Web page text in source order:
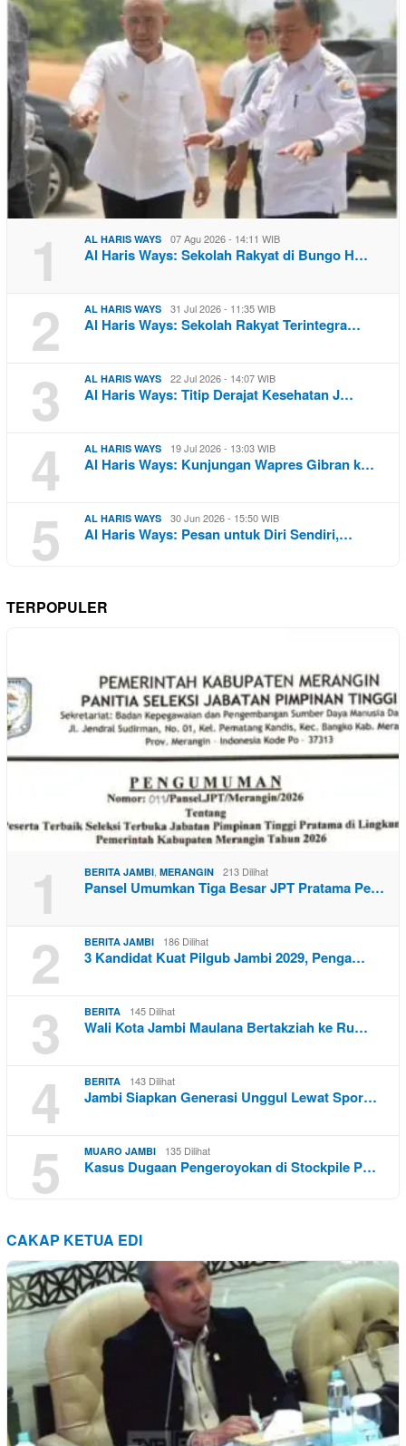
1 AL HARIS WAYS 07 Agu 2026 - 14:11 WIB
Al Haris Ways: Sekolah Rakyat di Bungo H…
2 AL HARIS WAYS 31 Jul 2026 - 11:35 WIB
Al Haris Ways: Sekolah Rakyat Terintegra…
3 AL HARIS WAYS 22 Jul 2026 - 14:07 WIB
Al Haris Ways: Titip Derajat Kesehatan J…
4 AL HARIS WAYS 19 Jul 2026 - 13:03 WIB
Al Haris Ways: Kunjungan Wapres Gibran k…
5 AL HARIS WAYS 30 Jun 2026 - 15:50 WIB
Al Haris Ways: Pesan untuk Diri Sendiri,…
TERPOPULER
1 BERITA JAMBI MERANGIN 213 Dilihat
Pansel Umumkan Tiga Besar JPT Pratama Pe…
2 BERITA JAMBI 186 Dilihat
3 Kandidat Kuat Pilgub Jambi 2029, Penga…
3 BERITA 145 Dilihat
Wali Kota Jambi Maulana Bertakziah ke Ru…
4 BERITA 143 Dilihat
Jambi Siapkan Generasi Unggul Lewat Spor…
5 MUARO JAMBI 135 Dilihat
Kasus Dugaan Pengeroyokan di Stockpile P…
CAKAP KETUA EDI